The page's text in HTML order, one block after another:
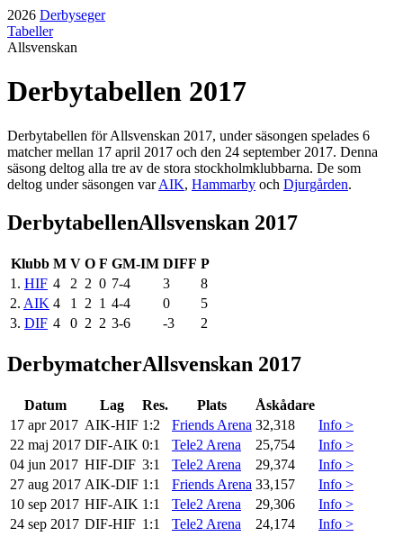
2026 Derbyseger
Tabeller
Allsvenskan
Derbytabellen 2017
Derbytabellen förAllsvenskan 2017, under säsongen spelades 6
matcher mellan 17 april 2017 och den 24 september 2017. Denna
säsong deltog alla tre av de stora stockholmklubbarna. De som
deltog under säsongen var AIK, Hammarby och Djurgården.
DerbytabellenAllsvenskan 2017
Klubb M V O F GM-IM DIFF P
1 . HIF 4 2 2 0 7-4 3
8
2. AIK 4 1 2 1 4-4 0
5
3. DIF 4 0 2 2 3-6 -3 2
DerbymatcherAllsvenskan 2017
Datum Lag Res. Plats
Åskådare
17 apr 2017 AIK-HIF 1:2 Friends Arena 32,318
Info >
22 maj 2017 DIF-AIK 0:1 Tele2 Arena 25,754
Info >
04 jun 2017 HIF-DIF 3:1 Tele2 Arena 29,374
Info >
27 aug 2017 AIK-DIF 1:1 Friends Arena 33,157
Info >
10 sep 2017 HIF-AIK 1:1 Tele2 Arena 29,306
Info >
24 sep 2017 DIF-HIF 1:1 Tele2 Arena 24,174 Info >